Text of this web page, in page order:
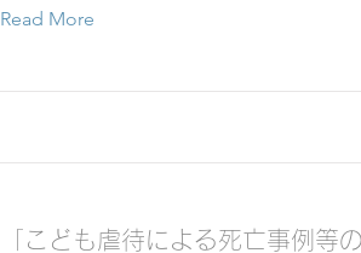
Read More
「こども虐待による死亡事例等